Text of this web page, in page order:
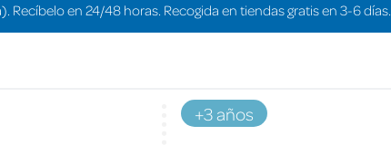
Recíbelo en 24/48 horas. Recogida en tiendas gratis en 3-6 días.
+3 años